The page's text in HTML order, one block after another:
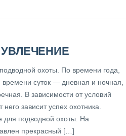
охоты. По времени года,
суток — дневная и ночная,
В зависимости от условий
зависит успех охотника.
для подводной охоты. На
прекрасный […]